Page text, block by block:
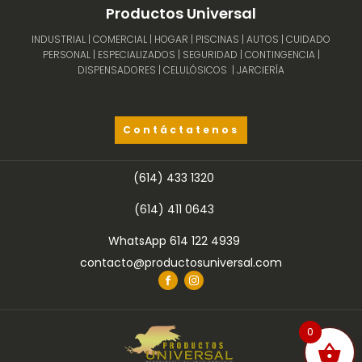
Productos Universal
INDUSTRIAL | COMERCIAL | HOGAR | PISCINAS | AUTOS | CUIDADO
PERSONAL | ESPECIALIZADOS | SEGURIDAD | CONTINGENCIA |
DISPENSADORES | CELULÓSICOS | JARCIERÍA
Contáctatenos
(614) 433 1320
(614) 411 0643
WhatsApp 614 122 4939
contacto@productosuniversal.com
0